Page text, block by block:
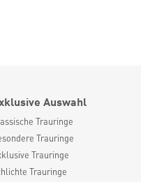
Auswahl
Trauringe
Trauringe
Trauringe
Trauringe